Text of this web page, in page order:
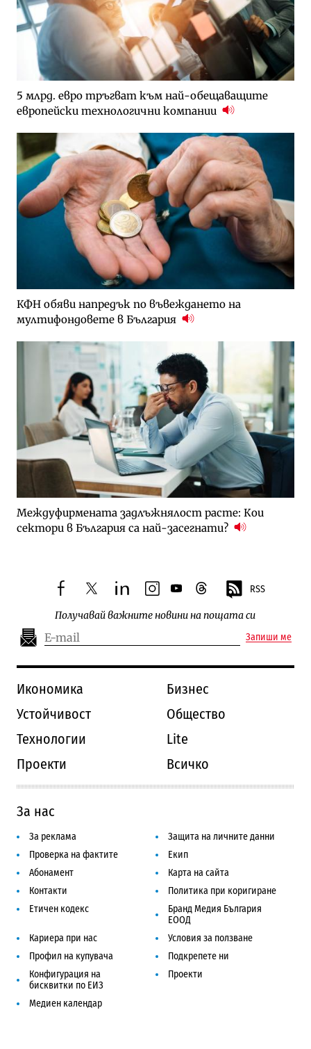
5 млрд. евро тръгват към най-обещаващите
европейски технологични компании
КФН обяви напредък по въвеждането на
мултифондовете в България
Междуфирмената задлъжнялост расте: Кои
сектори в България са най-засегнати?
facebooktwitterlinkedininstagram
youtubethreads RSS
Получавай важните новини на пощата си
Запиши ме
Икономика
Бизнес
Устойчивост
Общество
Технологии
Lite
Проекти
Всичко
За нас
За реклама
Защита на личните данни
Проверка на фактите
Екип
Абонамент
Карта на сайта
Контакти
Политика при коригиране
Етичен кодекс
Бранд Медия България
ЕООД
Кариера при нас
Условия за ползване
Профил на купувача
Подкрепете ни
Конфигурация на
бисквитки по ЕИЗ
Проекти
Медиен календар